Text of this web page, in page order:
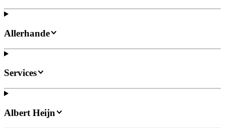
Allerhande
Services
Albert Heijn